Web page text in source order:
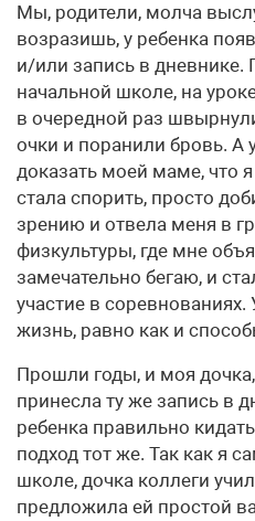
Мы, родители, молча
возразишь, у ребенка
и/или запись в дневнике.
начальной школе, на
в очередной раз
очки и поранили бровь. А
доказать моей маме, что
стала спорить, просто
зрению и отвела меня в
физкультуры, где мне
замечательно бегаю, и
участие в
жизнь, равно как и
Прошли годы, и моя дочка,
принесла ту же запись в
ребенка правильно
подход тот же. Так как я
школе, дочка коллеги
предложила ей простой